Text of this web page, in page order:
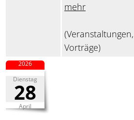
mehr
Vorträge)
Dienstag
28
April
2026